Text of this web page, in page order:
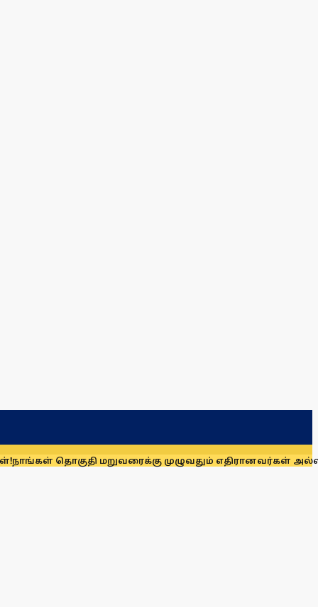
மறுவரைக்கு முழுவதும் எதிரானவர்கள் அல்லர்: கனிமொழி